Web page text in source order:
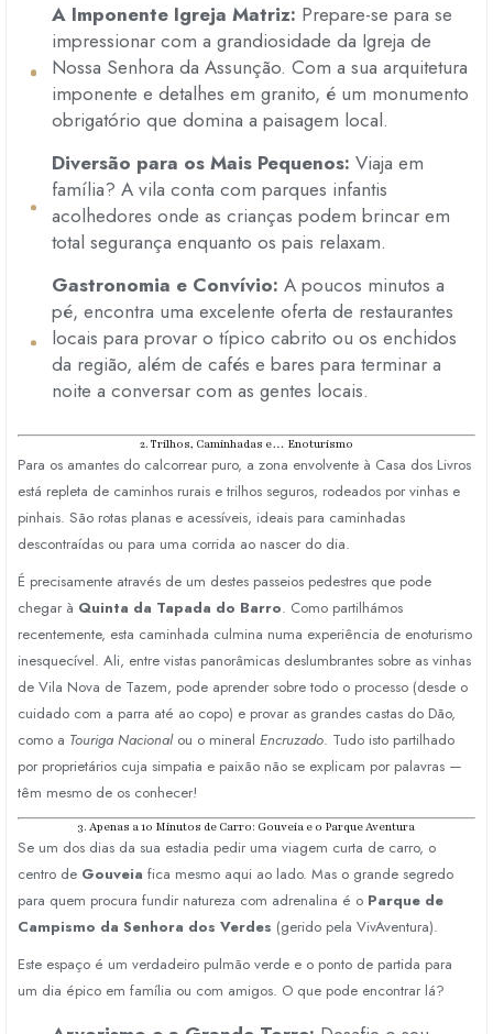
A Imponente Igreja Matriz: Prepare-se para se
impressionar com a grandiosidade da Igreja de
Nossa Senhora da Assunção. Com a sua arquitetura
imponente e detalhes em granito, é um monumento
obrigatório que domina a paisagem local.
Diversão para os Mais Pequenos: Viaja em
família? A vila conta com parques infantis
acolhedores onde as crianças podem brincar em
total segurança enquanto os pais relaxam.
Gastronomia e Convívio: A poucos minutos a
pé, encontra uma excelente oferta de restaurantes
locais para provar o típico cabrito ou os enchidos
da região, além de cafés e bares para terminar a
noite a conversar com as gentes locais.
2. Trilhos, Caminhadas e… Enoturismo
Para os amantes do calcorrear puro, a zona envolvente à Casa dos Livros
está repleta de caminhos rurais e trilhos seguros, rodeados por vinhas e
pinhais. São rotas planas e acessíveis, ideais para caminhadas
descontraídas ou para uma corrida ao nascer do dia.
É precisamente através de um destes passeios pedestres que pode
chegar à Quinta da Tapada do Barro. Como partilhámos
recentemente, esta caminhada culmina numa experiência de enoturismo
inesquecível. Ali, entre vistas panorâmicas deslumbrantes sobre as vinhas
de Vila Nova de Tazem, pode aprender sobre todo o processo (desde o
cuidado com a parra até ao copo) e provar as grandes castas do Dão,
como a Touriga Nacionalou o mineral Encruzado. Tudo isto partilhado
por proprietários cuja simpatia e paixão não se explicam por palavras —
têm mesmo de os conhecer!
3. Apenas a 10 Minutos de Carro: Gouveia e o Parque Aventura
Se um dos dias da sua estadia pedir uma viagem curta de carro, o
centro de Gouveia fica mesmo aqui ao lado. Mas o grande segredo
para quem procura fundir natureza com adrenalina é o Parque de
Campismo da Senhora dos Verdes (gerido pela VivAventura).
Este espaço é um verdadeiro pulmão verde e o ponto de partida para
um dia épico em família ou com amigos. O que pode encontrar lá?